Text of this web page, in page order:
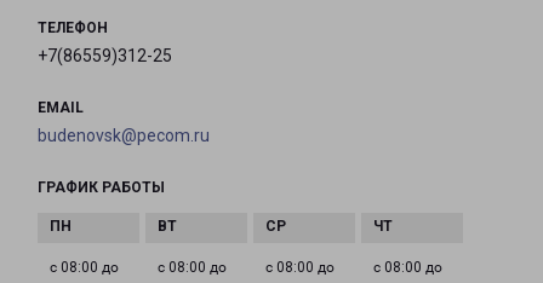
ТЕЛЕФОН
+7(86559)312-25
EMAIL
budenovsk@pecom.ru
ГРАФИК РАБОТЫ
с 08:00 до с 08:00 до с 08:00 до с 08:00 до